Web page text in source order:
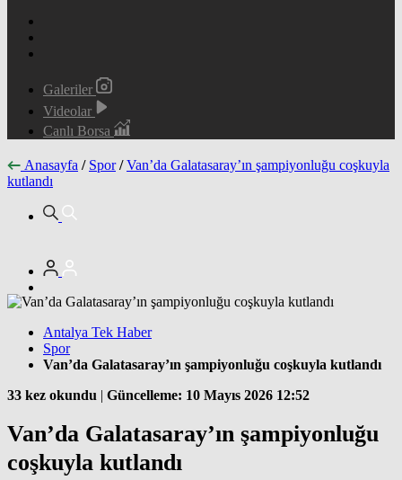
Galeriler
Videolar
Canlı Borsa
Anasayfa / Spor / Van’da Galatasaray’ın şampiyonluğu coşkuyla
kutlandı
Antalya Tek Haber
Spor
Van’da Galatasaray’ın şampiyonluğu coşkuyla kutlandı
33 kez okundu | Güncelleme: 10 Mayıs 2026 12:52
Van’da Galatasaray’ın şampiyonluğu
coşkuyla kutlandı